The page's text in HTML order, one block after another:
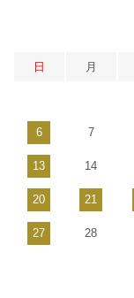
日 月
6 7
13 14
20 21
27 28